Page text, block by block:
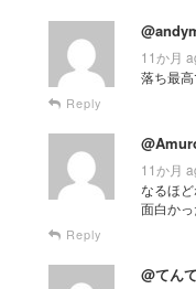
11か月
落ち最
Reply
11か月
なるほど
面白か
Reply
@てん